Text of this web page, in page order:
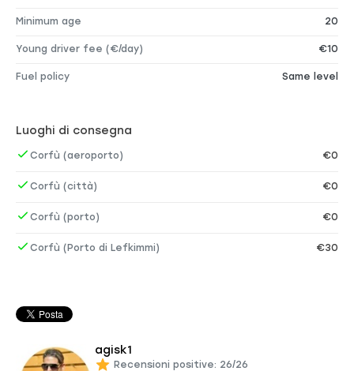
Minimum age 20
Young driver fee (€/day) €10
Fuel policy Same level
Luoghi di consegna
Corfù (aeroporto) €0
Corfù (città) €0
Corfù (porto) €0
Corfù (Porto di Lefkimmi) €30
agisk1
Recensioni positive: 26/26